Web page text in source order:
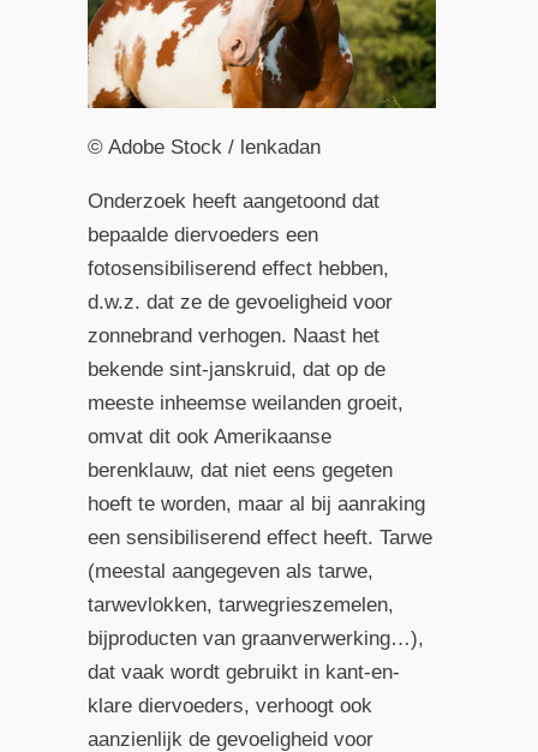
© Adobe Stock / lenkadan
Onderzoek heeft aangetoond dat
bepaalde diervoeders een
fotosensibiliserend effect hebben,
d.w.z. dat ze de gevoeligheid voor
zonnebrand verhogen. Naast het
bekende sint-janskruid, dat op de
meeste inheemse weilanden groeit,
omvat dit ook Amerikaanse
berenklauw, dat niet eens gegeten
hoeft te worden, maar al bij aanraking
een sensibiliserend effect heeft. Tarwe
(meestal aangegeven als tarwe,
tarwevlokken, tarwegrieszemelen,
bijproducten van graanverwerking…),
dat vaak wordt gebruikt in kant-en-
klare diervoeders, verhoogt ook
aanzienlijk de gevoeligheid voor